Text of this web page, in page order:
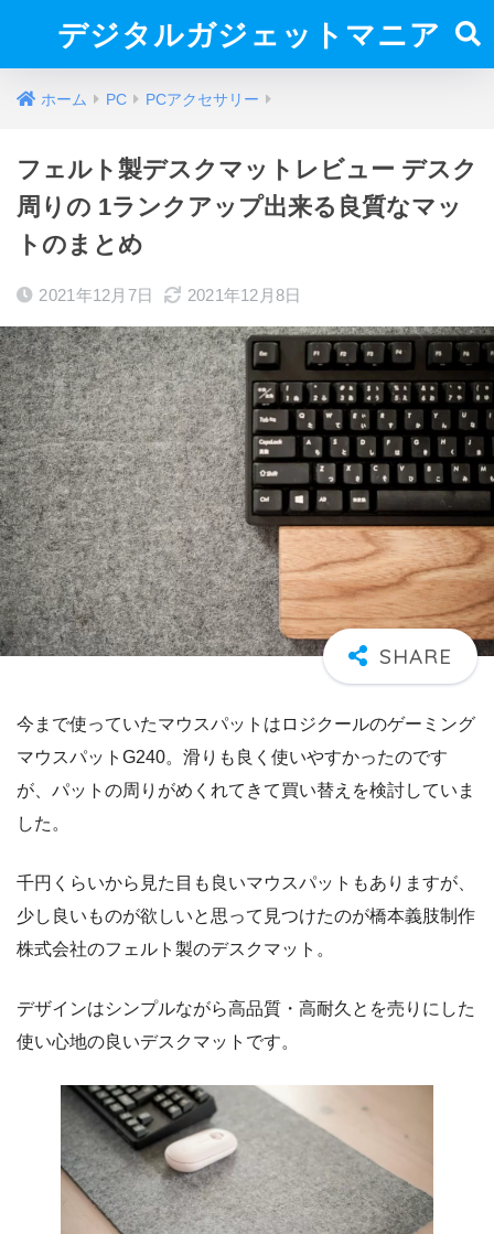
デジタルガジェットマニア
ホーム PC PCアクセサリー
フェルト製デスクマットレビュー デスク
周りの 1ランクアップ出来る良質なマッ
トのまとめ
2021年12月7日 2021年12月8日
今まで使っていたマウスパットはロジクールのゲーミング
マウスパットG240。滑りも良く使いやすかったのです
が、パットの周りがめくれてきて買い替えを検討していま
した。
千円くらいから見た目も良いマウスパットもありますが、
少し良いものが欲しいと思って見つけたのが橋本義肢制作
株式会社のフェルト製のデスクマット。
デザインはシンプルながら高品質・高耐久とを売りにした
使い心地の良いデスクマットです。